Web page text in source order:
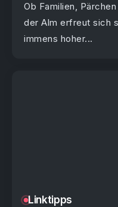
Ob Familien,
der Alm erfreut sich
immens hoher...
Linktipps